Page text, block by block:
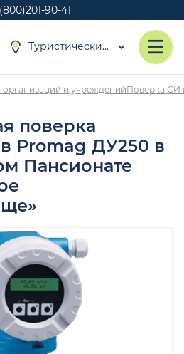
90-41
Туристический пансионат «Клязьминское водохранилище»
организаций и учрежденийПоверка СИ
поверка
Promag ДУ250 в
Пансионате